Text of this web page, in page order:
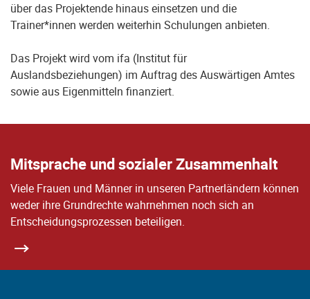
über das Projektende hinaus einsetzen und die
Trainer*innen werden weiterhin Schulungen anbieten.
Das Projekt wird vom ifa (Institut für
Auslandsbeziehungen) im Auftrag des Auswärtigen Amtes
sowie aus Eigenmitteln finanziert.
Mitsprache und sozialer Zusammenhalt
Viele Frauen und Männer in unseren Partnerländern können
weder ihre Grundrechte wahrnehmen noch sich an
Entscheidungsprozessen beteiligen.